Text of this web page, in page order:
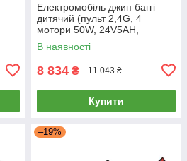
Електромобіль джип баггі
дитячий (пульт 2,4G, 4
мотори 50W, 24V5AH,
музика, світло) Bambi M
5991EBLR-11(24V)
В наявності
8 834 ₴ 11 043 ₴
Купити
–19%